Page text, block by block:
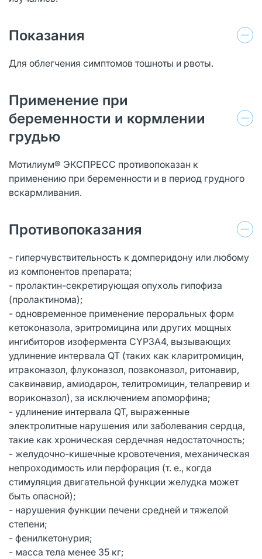
Показания
Для облегчения симптомов тошноты и рвоты.
Применение при
беременности и кормлении
грудью
Мотилиум® ЭКСПРЕСС противопоказан к
применению при беременности и в период грудного
вскармливания.
Противопоказания
- гиперчувствительность к домперидону или любому
из компонентов препарата;
- пролактин-секретирующая опухоль гипофиза
(пролактинома);
- одновременное применение пероральных форм
кетоконазола, эритромицина или других мощных
ингибиторов изофермента CYP3A4, вызывающих
удлинение интервала QT (таких как кларитромицин,
итраконазол, флуконазол, позаконазол, ритонавир,
саквинавир, амиодарон, телитромицин, телапревир и
вориконазол), за исключением апоморфина;
- удлинение интервала QT, выраженные
электролитные нарушения или заболевания сердца,
такие как хроническая сердечная недостаточность;
- желудочно-кишечные кровотечения, механическая
непроходимость или перфорация (т. е., когда
стимуляция двигательной функции желудка может
быть опасной);
- нарушения функции печени средней и тяжелой
степени;
- фенилкетонурия;
- масса тела менее 35 кг;